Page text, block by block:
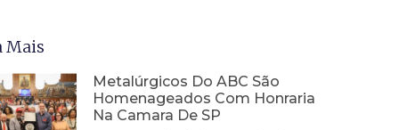
Mais
Metalúrgicos Do ABC São
Homenageados Com Honraria
Na Camara De SP